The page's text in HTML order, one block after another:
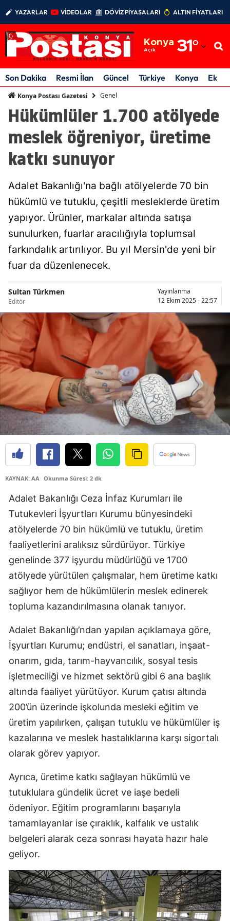
YAZARLAR VİDEOLAR DÖVİZ PİYASALARI ALTIN FİYATLARI
Konya
Açık 31°
Adıyaman
Afyonkarahisar
Amasya
Ankara
Aydın
Balıkesir
Bilecik
Bitlis
Bolu
Burdur
Bursa
Çanakkale
Çankırı
Çorum
Denizli
Diyarbakır
Elazığ
Erzincan
Erzurum
Eskişehir
Gaziantep
Hakkari
Hatay
Mersin
İstanbul
Kastamonu
Kayseri
Kocaeli
Konya
Kütahya
Son Dakika Resmi İlan Güncel Türkiye Konya
Konya Postası Gazetesi Genel
Hükümlüler 1.700 atölyede
meslek öğreniyor, üretime
katkı sunuyor
Adalet Bakanlığı'na bağlı atölyelerde 70 bin
hükümlü ve tutuklu, çeşitli mesleklerde üretim
yapıyor. Ürünler, markalar altında satışa
sunulurken, fuarlar aracılığıyla toplumsal
farkındalık artırılıyor. Bu yıl Mersin'de yeni bir
fuar da düzenlenecek.
Sultan Türkmen
Editör
Yayınlanma
12 Ekim 2025 - 22:57
KAYNAK: AA Okunma Süresi: 2 dk
Adalet Bakanlığı Ceza İnfaz Kurumları ile
Tutukevleri İşyurtları Kurumu bünyesindeki
atölyelerde 70 bin hükümlü ve tutuklu, üretim
faaliyetlerini aralıksız sürdürüyor. Türkiye
genelinde 377 işyurdu müdürlüğü ve 1700
atölyede yürütülen çalışmalar, hem üretime katkı
sağlıyor hem de hükümlülerin meslek edinerek
topluma kazandırılmasına olanak tanıyor.
Adalet Bakanlığı’ndan yapılan açıklamaya göre,
İşyurtları Kurumu; endüstri, el sanatları, inşaat-
onarım, gıda, tarım-hayvancılık, sosyal tesis
işletmeciliği ve hizmet sektörü gibi 6 ana başlık
altında faaliyet yürütüyor. Kurum çatısı altında
200’ün üzerinde işkolunda mesleki eğitim ve
üretim yapılırken, çalışan tutuklu ve hükümlüler iş
kazalarına ve meslek hastalıklarına karşı sigortalı
olarak görev yapıyor.
Ayrıca, üretime katkı sağlayan hükümlü ve
tutuklulara gündelik ücret ve iaşe bedeli
ödeniyor. Eğitim programlarını başarıyla
tamamlayanlar ise çıraklık, kalfalık ve ustalık
belgeleri alarak ceza sonrası hayata hazır hale
geliyor.